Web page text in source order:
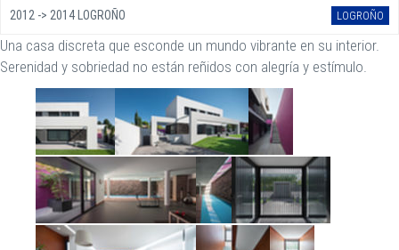
2012 -> 2014 LOGROÑO LOGROÑO
Una casa discreta que esconde un mundo vibrante en su interior.
Serenidad y sobriedad no están reñidos con alegría y estímulo.